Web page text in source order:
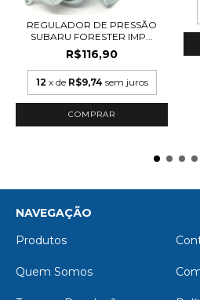
REGULADOR DE PRESSÃO
SUBARU FORESTER IMP...
R$116,90
12 x de R$9,74 sem juros
NAVEGAÇÃO
Produtos
Quem Somos